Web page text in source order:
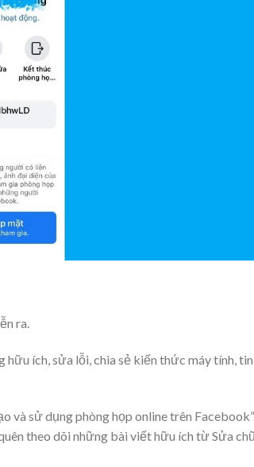
ra.
ích, sửa lỗi, chia sẻ kiến thức máy tính, tin
và sử dụng phòng họp online trên
theo dõi những bài viết hữu ích từ Sửa